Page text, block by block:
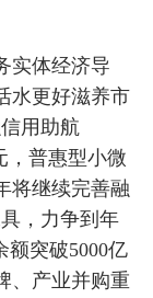
实体经济导
水更好滋养市
用助航
，普惠型小微
将继续完善融
，力争到年
额突破5000亿
、产业并购重